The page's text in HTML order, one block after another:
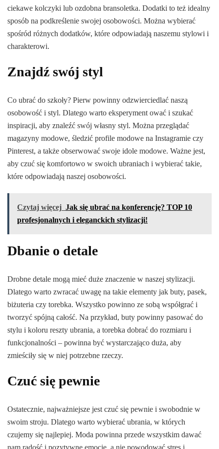
ciekawe kolczyki lub ozdobna bransoletka. Dodatki to też idealny
sposób na podkreślenie swojej osobowości. Można wybierać
spośród różnych dodatków, które odpowiadają naszemu stylowi i
charakterowi.
Znajdź swój styl
Co ubrać do szkoły? Pierw powinny odzwierciedlać naszą
osobowość i styl. Dlatego warto eksperyment ować i szukać
inspiracji, aby znaleźć swój własny styl. Można przeglądać
magazyny modowe, śledzić profile modowe na Instagramie czy
Pinterest, a także obserwować swoje idole modowe. Ważne jest,
aby czuć się komfortowo w swoich ubraniach i wybierać takie,
które odpowiadają naszej osobowości.
Czytaj więcej Jak się ubrać na konferencję? TOP 10
profesjonalnych i eleganckich stylizacji!
Dbanie o detale
Drobne detale mogą mieć duże znaczenie w naszej stylizacji.
Dlatego warto zwracać uwagę na takie elementy jak buty, pasek,
biżuteria czy torebka. Wszystko powinno ze sobą współgrać i
tworzyć spójną całość. Na przykład, buty powinny pasować do
stylu i koloru reszty ubrania, a torebka dobrać do rozmiaru i
funkcjonalności – powinna być wystarczająco duża, aby
zmieściły się w niej potrzebne rzeczy.
Czuć się pewnie
Ostatecznie, najważniejsze jest czuć się pewnie i swobodnie w
swoim stroju. Dlatego warto wybierać ubrania, w których
czujemy się najlepiej. Moda powinna przede wszystkim dawać
nam radość i pozytywne emocje, a nie powodować stres i